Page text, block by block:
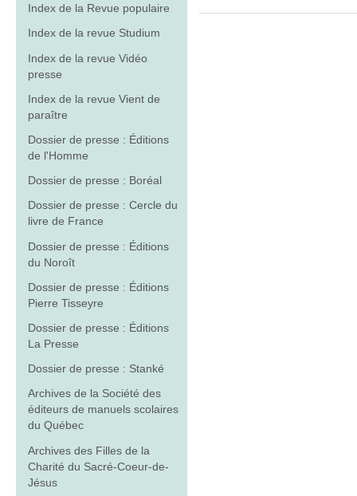
Index de la Revue populaire
Index de la revue Studium
Index de la revue Vidéo
presse
Index de la revue Vient de
paraître
Dossier de presse : Éditions
de l'Homme
Dossier de presse : Boréal
Dossier de presse : Cercle du
livre de France
Dossier de presse : Éditions
du Noroît
Dossier de presse : Éditions
Pierre Tisseyre
Dossier de presse : Éditions
La Presse
Dossier de presse : Stanké
Archives de la Société des
éditeurs de manuels scolaires
du Québec
Archives des Filles de la
Charité du Sacré-Coeur-de-
Jésus